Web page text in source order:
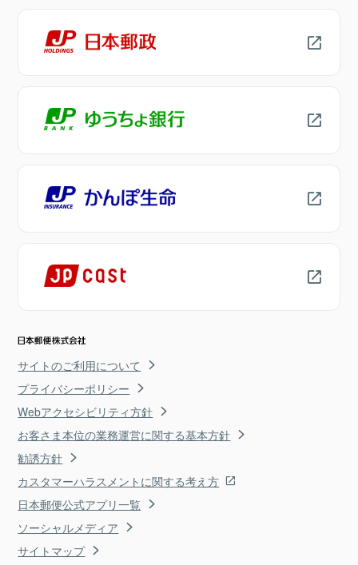
サイトのご利用について
プライバシーポリシー
Webアクセシビリティ方針
お客さま本位の業務運営に関する基本方針
勧誘方針
カスタマーハラスメントに関する考え方
日本郵便公式アプリ一覧
ソーシャルメディア
サイトマップ